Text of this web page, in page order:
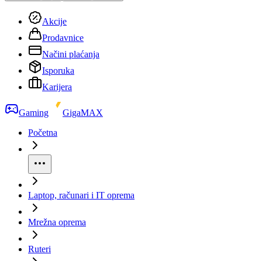
Akcije
Prodavnice
Načini plaćanja
Isporuka
Karijera
Gaming
GigaMAX
Početna
Laptop, računari i IT oprema
Mrežna oprema
Ruteri